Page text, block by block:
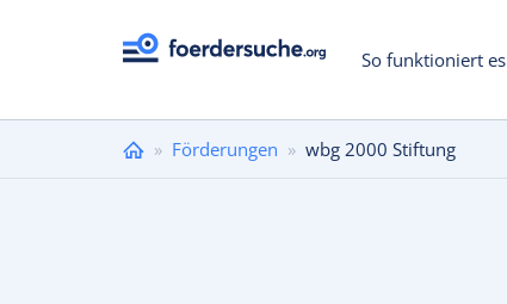
So funktioniert es
Sie
» Förderungen » wbg 2000 Stiftung